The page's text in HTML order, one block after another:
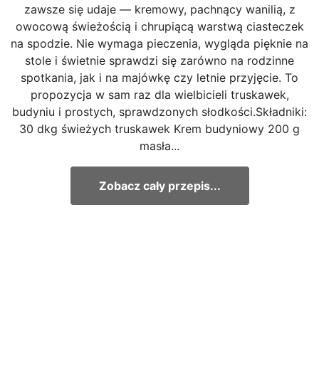
zawsze się udaje — kremowy, pachnący wanilią, z
owocową świeżością i chrupiącą warstwą ciasteczek
na spodzie. Nie wymaga pieczenia, wygląda pięknie na
stole i świetnie sprawdzi się zarówno na rodzinne
spotkania, jak i na majówkę czy letnie przyjęcie. To
propozycja w sam raz dla wielbicieli truskawek,
budyniu i prostych, sprawdzonych słodkości.Składniki:
30 dkg świeżych truskawek Krem budyniowy 200 g
masła...
Zobacz cały przepis...